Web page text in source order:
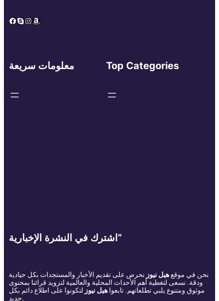
Facebook
Skype
Instagram
Amazon
معلومات سريعة Top Categories
اشترك في النشرة الإخبارية”
نحن في موقعهيل نيوز نحرص على تقديم الأخبار والمستجدات بكل حيادية
ودقة. نسعى لتغطية أهم الأحداث المحلية والعالمية لتزويد قرائنا بمحتوى
موثوق ومتنوع يلبي تطلعاتهم. تابعوا هيل نيوز لتكونوا على اطلاع دائم بكل
جديد.